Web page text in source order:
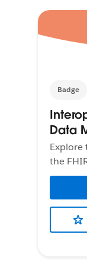
Badge
Data
Explore
the